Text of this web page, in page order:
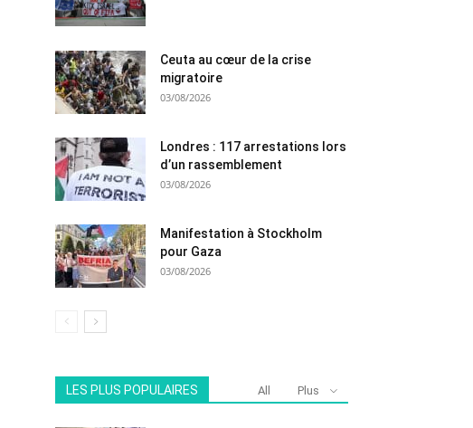
Ceuta au cœur de la crise
migratoire
03/08/2026
Londres : 117 arrestations lors
d’un rassemblement
03/08/2026
Manifestation à Stockholm
pour Gaza
03/08/2026
LES PLUS POPULAIRES All Plus